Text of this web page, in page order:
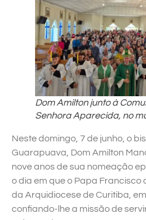
Dom Amilton junto à
Senhora Aparecida, no
Neste domingo, 7 de junho, o
Guarapuava, Dom Amilton
nove anos de sua nomeação
o dia em que o Papa Francisco
da Arquidiocese de Curitiba, em
confiando-lhe a missão de